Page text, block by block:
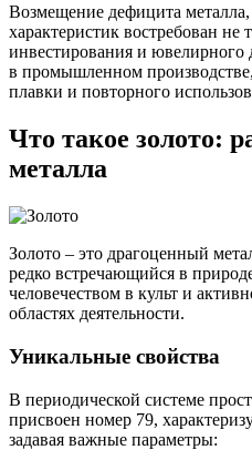
Возмещение дефицита
характеристик востребован не
инвестирования и ювелирного
в промышленном производстве,
плавки и повторного
Что такое золото:
металла
Золото – это драгоценный
редко встречающийся в
человечеством в культ и
областях деятельности.
Уникальные свойства
В периодической системе
присвоен номер 79,
задавая важные параметры: